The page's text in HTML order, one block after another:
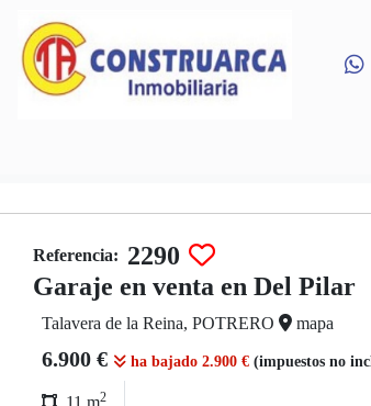
Referencia: 2290
Garaje en venta en Del Pilar
Talavera de la Reina, POTRERO mapa
6.900 € ha bajado 2.900 € (impuestos no
11 m2